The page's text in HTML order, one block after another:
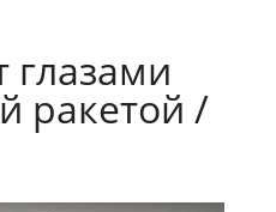
глазами
ракетой /